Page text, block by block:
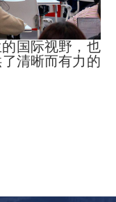
国际视野，也
清晰而有力的